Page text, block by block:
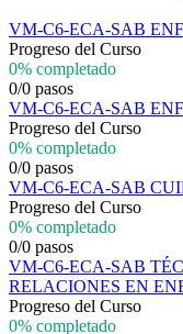
VM-C6-ECA-SAB
Progreso del Curso
0% completado
0/0 pasos
VM-C6-ECA-SAB
Progreso del Curso
0% completado
0/0 pasos
VM-C6-ECA-SAB
Progreso del Curso
0% completado
0/0 pasos
VM-C6-ECA-SAB
RELACIONES EN
Progreso del Curso
0% completado